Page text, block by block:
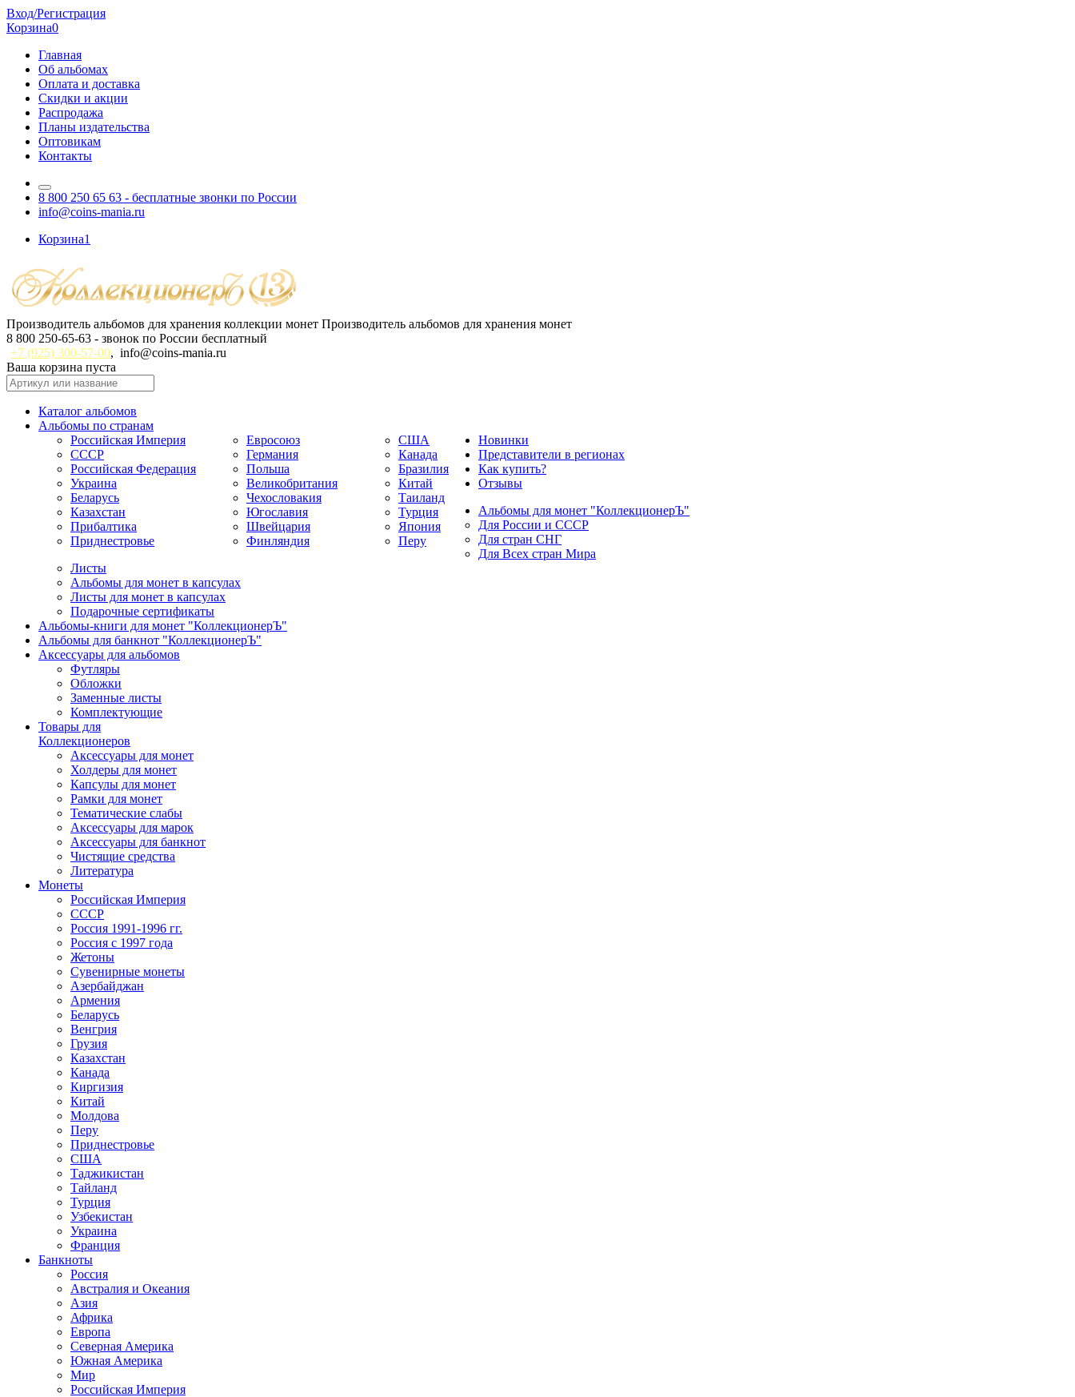
Вход/Регистрация
Корзина0
Главная
Об альбомах
Оплата и доставка
Скидки и акции
Распродажа
Планы издательства
Оптовикам
Контакты
8 800 250 65 63 - бесплатные звонки по России
info@coins-mania.ru
Корзина1
Производитель альбомов для хранения коллекции монет Производитель альбомов для хранения монет
8 800 250-65-63 - звонок по России бесплатный
+7 (925) 300-57-00, info@coins-mania.ru
Ваша корзина пуста
Каталог альбомов
Альбомы по странам
Российская Империя
СССР
Российская Федерация
Украина
Беларусь
Казахстан
Прибалтика
Приднестровье
Евросоюз
Германия
Польша
Великобритания
Чехословакия
Югославия
Швейцария
Финляндия
США
Канада
Бразилия
Китай
Таиланд
Турция
Япония
Перу
Новинки
Представители в регионах
Как купить?
Отзывы
Альбомы для монет "КоллекционерЪ"
Для России и СССР
Для стран СНГ
Для Всех стран Мира
Листы
Альбомы для монет в капсулах
Листы для монет в капсулах
Подарочные сертификаты
Альбомы-книги для монет "КоллекционерЪ"
Альбомы для банкнот "КоллекционерЪ"
Аксессуары для альбомов
Футляры
Обложки
Заменные листы
Комплектующие
Товары для
Коллекционеров
Аксессуары для монет
Холдеры для монет
Капсулы для монет
Рамки для монет
Тематические слабы
Аксессуары для марок
Аксессуары для банкнот
Чистящие средства
Литература
Монеты
Российская Империя
СССР
Россия 1991-1996 гг.
Россия с 1997 года
Жетоны
Сувенирные монеты
Азербайджан
Армения
Беларусь
Венгрия
Грузия
Казахстан
Канада
Киргизия
Китай
Молдова
Перу
Приднестровье
США
Таджикистан
Тайланд
Турция
Узбекистан
Украина
Франция
Банкноты
Россия
Австралия и Океания
Азия
Африка
Европа
Северная Америка
Южная Америка
Мир
Российская Империя